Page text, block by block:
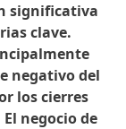
significativa
clave.
negativo del
los cierres
negocio de